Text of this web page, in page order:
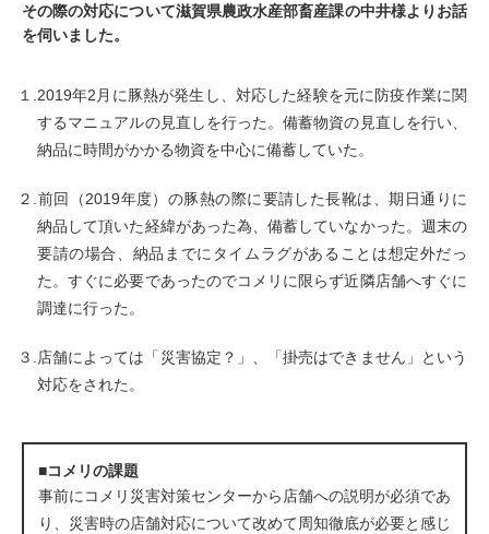
その際の対応について滋賀県農政水産部畜産課の中井様よりお話
を伺いました。
１.2019年2月に豚熱が発生し、対応した経験を元に防疫作業に関
するマニュアルの見直しを行った。備蓄物資の見直しを行い、
納品に時間がかかる物資を中心に備蓄していた。
２.前回（2019年度）の豚熱の際に要請した長靴は、期日通りに
納品して頂いた経緯があった為、備蓄していなかった。週末の
要請の場合、納品までにタイムラグがあることは想定外だっ
た。すぐに必要であったのでコメリに限らず近隣店舗へすぐに
調達に行った。
３.店舗によっては「災害協定？」、「掛売はできません」という
対応をされた。
■コメリの課題
事前にコメリ災害対策センターから店舗への説明が必須であ
り、災害時の店舗対応について改めて周知徹底が必要と感じ